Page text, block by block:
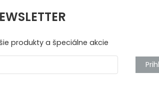
produkty a špeciálne akcie